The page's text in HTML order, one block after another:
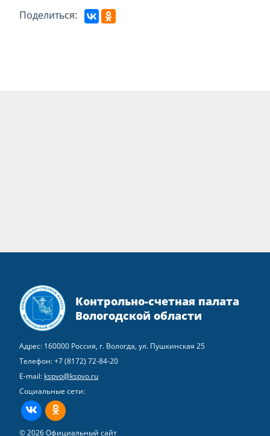
Поделиться:
Контрольно-счетная палата
Вологодской области
Адрес: 160000 Россия, г. Вологда, ул. Пушкинская 25
Телефон:+7 (8172) 72-84-20
E-mail: kspvo@kspvo.ru
Социальные сети:
ВКонтактеОдноклассники
© 2026 Официальный сайт